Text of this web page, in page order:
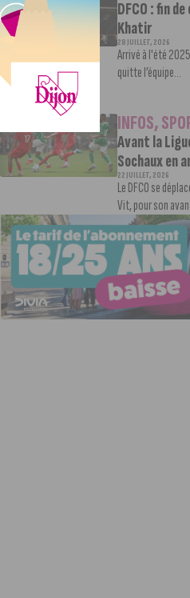
DFCO : fin
Khatir
28 JUILLET, 2026
Arrivé à l'été
quitte l’équipe...
INFOS,
Avant la
Sochaux en
22 JUILLET, 2026
Le DFCO se
Vit, pour son